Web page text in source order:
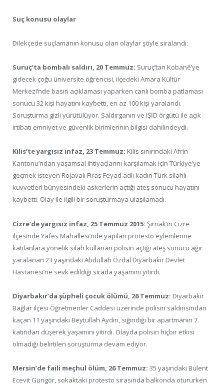
Suç konusu olaylar
Dilekçede suçlamanın konusu olan olaylar şöyle sıralandı:
Suruç’ta bombalı saldırı, 20 Temmuz: Suruç’tan Kobanê’ye
gidecek çoğu üniversite öğrencisi, ilçedeki Amara Kültür
Merkezi’nde basın açıklaması yaparken canlı bomba patlaması
sonucu 32 kişi hayatını kaybetti, en az 100 kişi yaralandı.
Soruşturma gizli yürütülüyor. Saldırganın ve IŞİD örgütü ile açık
irtibatı emniyet ve güvenlik birimlerinin bilgisi dahilindeydi.
Kilis’te yargısız infaz, 23 Temmuz: Kilis sınırındaki Afrin
Kantonu’ndan yaşamsal ihtiyaçlarını karşılamak için Türkiye’ye
geçmek isteyen Rojavalı Firas Feyad adlı kadın Türk silahlı
kuvvetleri bünyesindeki askerlerin açtığı ateş sonucu hayatını
kaybetti. Olay ile ilgili bir soruşturmaya ulaşılamadı.
Cizre’de yargısız infaz, 25 Temmuz 2015: Şırnak’ın Cizre
ilçesinde Yafes Mahallesi’nde yapılan protesto eylemlerine
katılanlara yönelik silah kullanan polisin açtığı ateş sonucu ağır
yaralanan 23 yaşındaki Abdullah Özdal Diyarbakır Devlet
Hastanesi’ne sevk edildiği sırada yaşamını yitirdi.
Diyarbakır’da şüpheli çocuk ölümü, 26 Temmuz: Diyarbakır
Bağlar ilçesi Öğretmenler Caddesi üzerinde polisin saldırısından
kaçan 11 yaşındaki Beytullah Aydın, sığındığı bir apartmanın 7.
katından düşerek yaşamını yitirdi. Olayda polisin hiçbir etkisi
olmadığı belirtilen soruşturma devam ediyor.
Mersin’de faili meçhul ölüm, 26 Temmuz: 35 yaşındaki Bülent
Ecevit Güngör, sokaktaki protesto sırasında balkonda otururken